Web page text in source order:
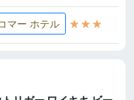
マー ホテル ★★★